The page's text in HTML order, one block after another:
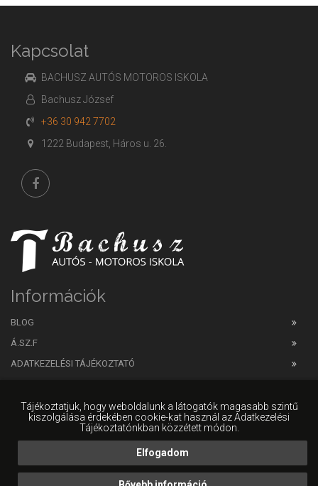
Tájékoztatjuk, hogy weboldalunk a látogatók magasabb szintű
kiszolgálása érdekében cookie-kat használ az Adatkezelési
Tájékoztatónkban közzétett módon.
Elfogadom
Kapcsolat
BACHUSZ AUTÓS MOTOROS ISKOLA
Bachusz József
+36 30 942 7702
1222 Budapest, Háros u. 26.
Információk
BLOG
Á.SZ.F
ADATKEZELÉSI TÁJÉKOZTATÓ
weboldal készítés|HW+ CMS|Web developer